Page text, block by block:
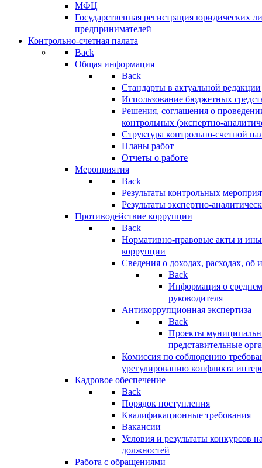
МФЦ
Государственная регистрация юридических
предпринимателей
Контрольно-счетная палата
Back
Общая информация
Back
Стандарты в актуальной редакции
Использование бюджетных
Решения, соглашения о
контрольных (экспертно-
Структура контрольно-счетной
Планы работ
Отчеты о работе
Мероприятия
Back
Результаты контрольных
Результаты экспертно-
Противодействие коррупции
Back
Нормативно-правовые акты и
коррупции
Сведения о доходах, расходах, об
Back
Информация о
руководителя
Антикоррупционная экспертиза
Back
Проекты
представительные
Комиссия по соблюдению
урегулированию конфликта
Кадровое обеспечение
Back
Порядок поступления
Квалификационные требования
Вакансии
Условия и результаты конкурсов
должностей
Работа с обращениями